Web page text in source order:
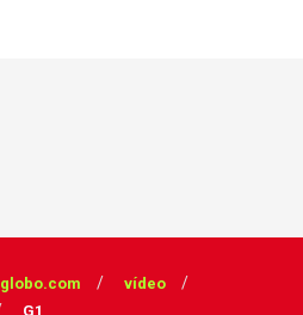
globo.com
vídeo
G1